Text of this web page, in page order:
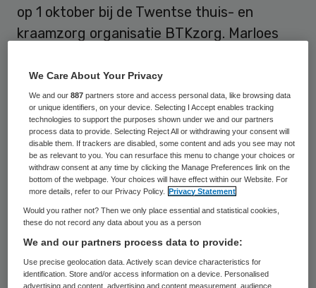
op 1 oktober bij de Twentse thuis- en
kraamzorg organisatie BTKzorg. Marloes
op.
Ottenhof wordt verantwoordelijk voor de
thuiszorgpoot en Hendrie Brunink voor de
kraamzorgpoot. “De organisatie is de
afgelopen jaren zo sterk gegroeid dat een
gedeelde directie de beste oplossing is”,
licht Kolfoort toe bijRTV Sternet. “Want
zowel de kraamzorg als de thuiszorg zijn
gebaat met een specifieke aansturing.”
We Care About Your Privacy
We and our887 partners store and access personal data, like browsing data
or unique identifiers, on your device. Selecting I Accept enables tracking
technologies to support the purposes shown under we and our partners
process data to provide. Selecting Reject All or withdrawing your consent will
disable them. If trackers are disabled, some content and ads you see may not
be as relevant to you. You can resurface this menu to change your choices or
withdraw consent at any time by clicking the Manage Preferences link on the
bottom of the webpage. Your choices will have effect within our Website. For
more details, refer to our Privacy Policy.
Privacy Statement
Would you rather not? Then we only place essential and statistical cookies,
these do not record any data about you as a person
We and our partners process data to provide:
Use precise geolocation data. Actively scan device characteristics for
identification. Store and/or access information on a device. Personalised
advertising and content, advertising and content measurement, audience